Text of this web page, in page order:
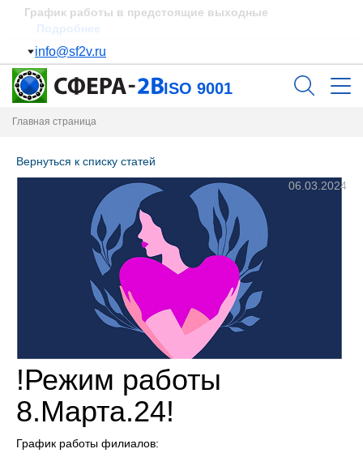
Пополнение склада Подробнее
info@sf2v.ru
Главная страница
!Режим работы
8.Марта.24!
График работы филиалов: